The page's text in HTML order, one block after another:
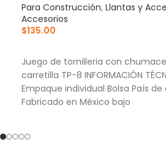
Para Construcción, Llantas y
Accesorios
$135.00
Juego de tornilleria con
carretilla TP-8 INFORMACIÓN
Empaque individual Bolsa País de
Fabricado en México bajo